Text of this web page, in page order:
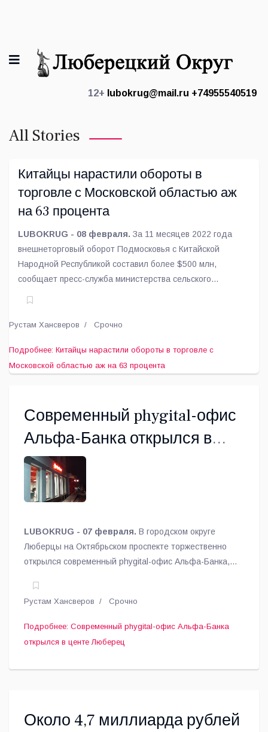
12+ lubokrug@mail.ru +74955540519
All Stories
Китайцы нарастили обороты в
торговле с Московской областью аж
на 63 процента
LUBOKRUG - 08 февраля. За 11 месяцев 2022 года
внешнеторговый оборот Подмосковья с Китайской
Народной Республикой составил более $500 млн,
сообщает пресс-служба министерства сельского
Рустам Хансверов Срочно
Подробнее: Китайцы нарастили обороты в торговле с
Московской областью аж на 63 процента
Современный phygital-офис
Альфа-Банка открылся в
центе Люберец
LUBOKRUG - 07 февраля. В городском округе
Люберцы на Октябрьском проспекте торжественно
открылся современный phygital-офис Альфа-Банка,
Рустам Хансверов Срочно
Подробнее: Современный phygital-офис Альфа-Банка
открылся в центе Люберец
Около 4,7 миллиарда рублей